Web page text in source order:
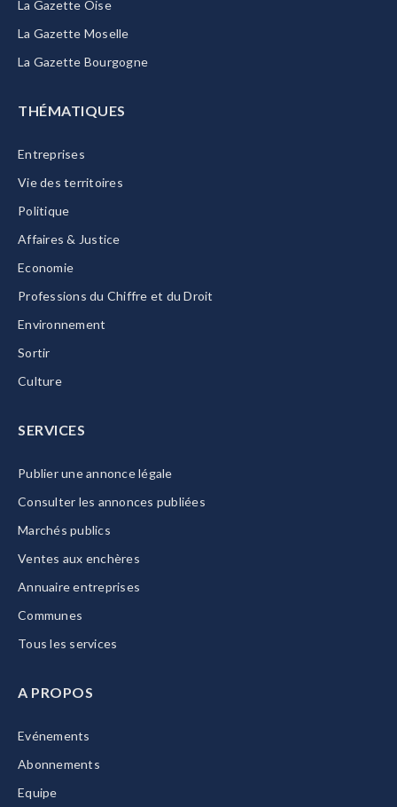
La Gazette Oise
La Gazette Moselle
La Gazette Bourgogne
THÉMATIQUES
Entreprises
Vie des territoires
Politique
Affaires & Justice
Economie
Professions du Chiffre et du Droit
Environnement
Sortir
Culture
SERVICES
Publier une annonce légale
Consulter les annonces publiées
Marchés publics
Ventes aux enchères
Annuaire entreprises
Communes
Tous les services
A PROPOS
Evénements
Abonnements
Equipe